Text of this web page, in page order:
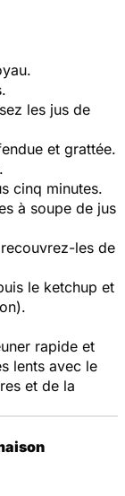
les jus de
et grattée.
cinq minutes.
à soupe de jus
les de
le ketchup et
rapide et
lents avec le
et de la